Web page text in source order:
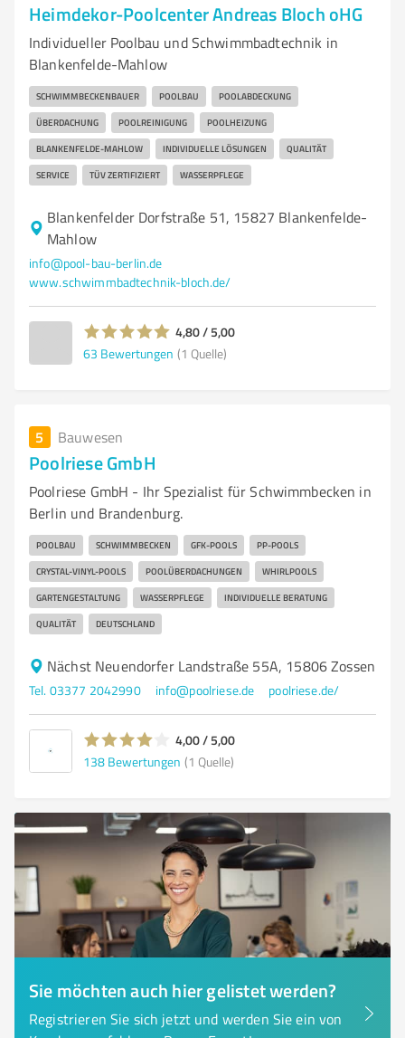
Heimdekor-Poolcenter Andreas Bloch oHG
Individueller Poolbau und Schwimmbadtechnik in
Blankenfelde-Mahlow
SCHWIMMBECKENBAUER POOLBAU POOLABDECKUNG
ÜBERDACHUNG POOLREINIGUNG POOLHEIZUNG
BLANKENFELDE-MAHLOW INDIVIDUELLE LÖSUNGEN QUALITÄT
SERVICE TÜV ZERTIFIZIERT WASSERPFLEGE
Blankenfelder Dorfstraße 51, 15827 Blankenfelde-
Mahlow
info@pool-bau-berlin.de
www.schwimmbadtechnik-bloch.de/
4,80 / 5,00
63 Bewertungen (1 Quelle)
5 Bauwesen
Poolriese GmbH
Poolriese GmbH - Ihr Spezialist für Schwimmbecken in
Berlin und Brandenburg.
POOLBAU SCHWIMMBECKEN GFK-POOLS PP-POOLS
CRYSTAL-VINYL-POOLS POOLÜBERDACHUNGEN WHIRLPOOLS
GARTENGESTALTUNG WASSERPFLEGE INDIVIDUELLE BERATUNG
QUALITÄT DEUTSCHLAND
Nächst Neuendorfer Landstraße 55A, 15806 Zossen
Tel. 03377 2042990 info@poolriese.de poolriese.de/
4,00 / 5,00
138 Bewertungen (1 Quelle)
Sie möchten auch hier gelistet werden?
Registrieren Sie sich jetzt und werden Sie ein von